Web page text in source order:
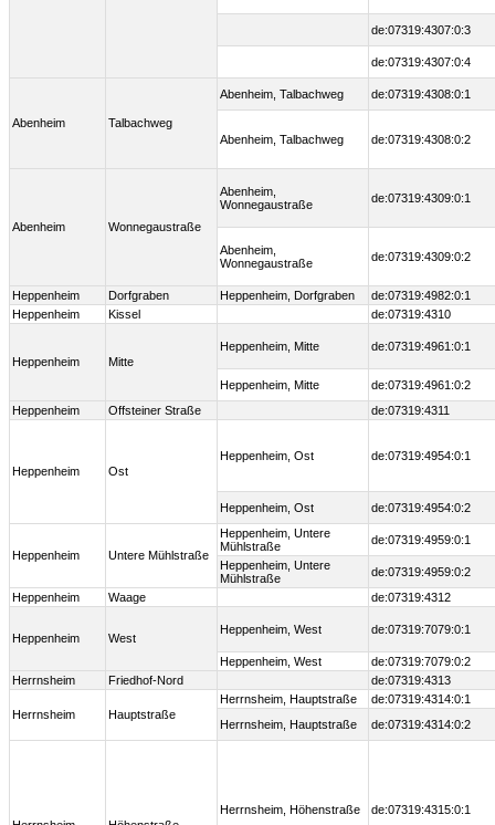
de:07319:4307:0:3
de:07319:4307:0:4
Abenheim Talbachweg
Abenheim, Talbachweg de:07319:4308:0:1
Abenheim, Talbachweg de:07319:4308:0:2
Abenheim Wonnegaustraße
Abenheim,
Wonnegaustraße
de:07319:4309:0:1
Abenheim,
Wonnegaustraße
de:07319:4309:0:2
Heppenheim Dorfgraben Heppenheim, Dorfgraben
de:07319:4982:0:1
Heppenheim
Kissel de:07319:4310
Heppenheim Mitte
Heppenheim, Mitte de:07319:4961:0:1
Heppenheim, Mitte
de:07319:4961:0:2
Heppenheim
Offsteiner Straße de:07319:4311
Heppenheim Ost
Heppenheim, Ost de:07319:4954:0:1
Heppenheim, Ost de:07319:4954:0:2
Heppenheim Untere Mühlstraße
Heppenheim, Untere
Mühlstraße
de:07319:4959:0:1
Heppenheim, Untere
Mühlstraße
de:07319:4959:0:2
Heppenheim
Waage de:07319:4312
Heppenheim West
Heppenheim, West de:07319:7079:0:1
Heppenheim, West
de:07319:7079:0:2
Herrnsheim
Friedhof-Nord de:07319:4313
Herrnsheim Hauptstraße
Herrnsheim, Hauptstraße
de:07319:4314:0:1
Herrnsheim, Hauptstraße
de:07319:4314:0:2
Herrnsheim, Höhenstraße de:07319:4315:0:1